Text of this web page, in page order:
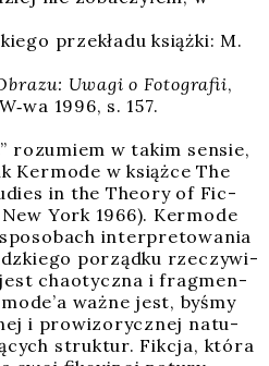
prze­kła­du książ­ki: M.
Uwa­gi o Foto­gra­fii,
1996, s. 157.
rozu­miem w takim sen­sie,
Ker­mo­de w książ­ce The
in the The­ory of Fic­
York 1966). Ker­mo­de
inter­pre­to­wa­nia
porząd­ku rze­czy­wi­
cha­otycz­na i frag­men­
waż­ne jest, byśmy
i pro­wi­zo­rycz­nej natu­
struk­tur. Fik­cja, któ­ra